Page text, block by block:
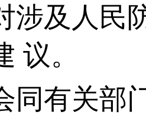
涉及人民
议。
同有关